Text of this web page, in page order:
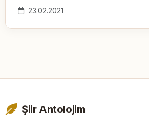
23.02.2021
Şiir Antolojim